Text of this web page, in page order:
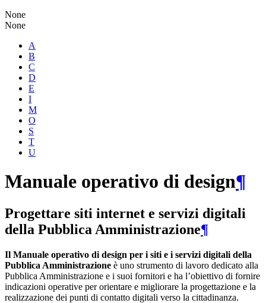
None
None
A
B
C
D
E
I
M
O
S
T
U
Manuale operativo di design¶
Progettare siti internet e servizi digitali
della Pubblica Amministrazione¶
Il Manuale operativo di design per i siti e i servizi digitali della
Pubblica Amministrazione è uno strumento di lavoro dedicato alla
Pubblica Amministrazione e i suoi fornitori e ha l’obiettivo di fornire
indicazioni operative per orientare e migliorare la progettazione e la
realizzazione dei punti di contatto digitali verso la cittadinanza.